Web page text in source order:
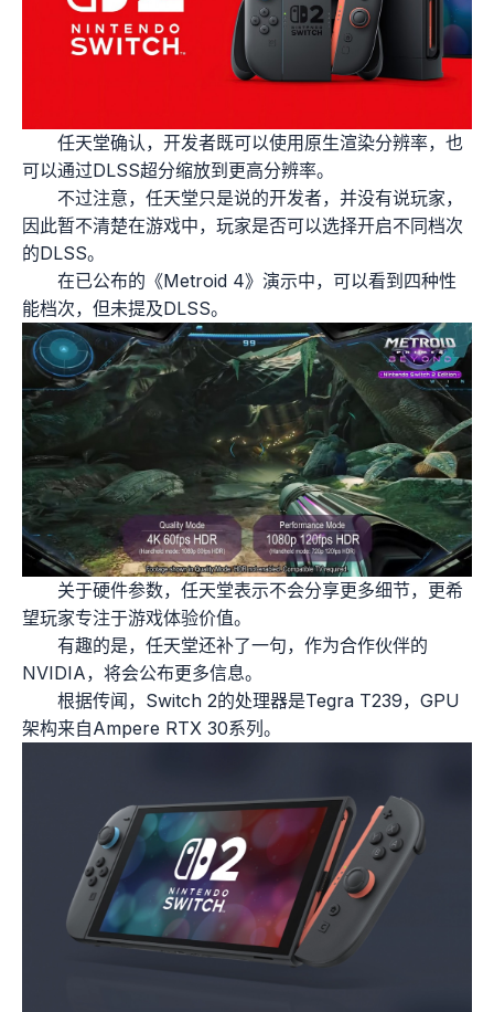
任天堂确认，开发者既可以使用原生渲染分辨率，也
可以通过DLSS超分缩放到更高分辨率。
不过注意，任天堂只是说的开发者，并没有说玩家，
因此暂不清楚在游戏中，玩家是否可以选择开启不同档次
的DLSS。
在已公布的《Metroid 4》演示中，可以看到四种性
能档次，但未提及DLSS。
关于硬件参数，任天堂表示不会分享更多细节，更希
望玩家专注于游戏体验价值。
有趣的是，任天堂还补了一句，作为合作伙伴的
NVIDIA，将会公布更多信息。
根据传闻，Switch 2的处理器是Tegra T239，GPU
架构来自Ampere RTX 30系列。